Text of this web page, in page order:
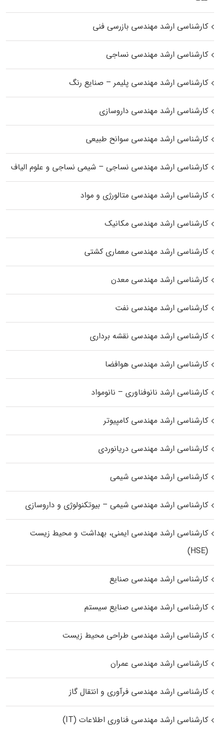
کارشناسی ارشد مهندسی بازرسی فنی
کارشناسی ارشد مهندسی نساجی
کارشناسی ارشد مهندسی پلیمر – صنایع رنگ
کارشناسی ارشد مهندسی داروسازی
کارشناسی ارشد مهندسی سوانح طبیعی
کارشناسی ارشد مهندسی نساجی – شیمی نساجی و علوم الیاف
کارشناسی ارشد مهندسی متالورژی و مواد
کارشناسی ارشد مهندسی مکانیک
کارشناسی ارشد مهندسی معماری کشتی
کارشناسی ارشد مهندسی معدن
کارشناسی ارشد مهندسی نفت
کارشناسی ارشد مهندسی نقشه برداری
کارشناسی ارشد مهندسی هوافضا
کارشناسی ارشد نانوفناوری – نانومواد
کارشناسی ارشد مهندسی کامپیوتر
کارشناسی ارشد مهندسی دریانوردی
کارشناسی ارشد مهندسی شیمی
کارشناسی ارشد مهندسی شیمی – بیوتکنولوژی و داروسازی
کارشناسی ارشد مهندسی ایمنی، بهداشت و محیط زیست
(HSE)
کارشناسی ارشد مهندسی صنایع
کارشناسی ارشد مهندسی صنایع سیستم
کارشناسی ارشد مهندسی طراحی محیط زیست
کارشناسی ارشد مهندسی عمران
کارشناسی ارشد مهندسی فرآوری و انتقال گاز
کارشناسی ارشد مهندسی فناوری اطلاعات (IT)